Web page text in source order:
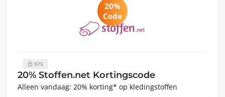
20%
Code
975
20% Stoffen.net Kortingscode
Alleen vandaag: 20% korting* op kledingstoffen